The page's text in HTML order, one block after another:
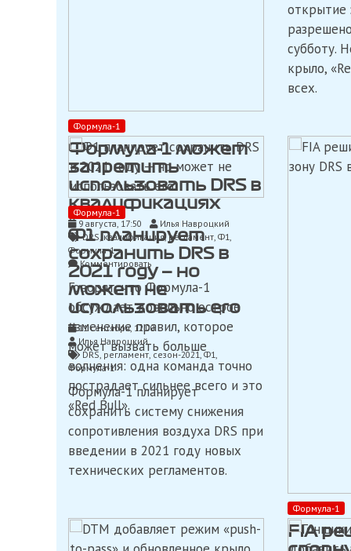
Формула-1
Формула-1 может
запретить
использовать DRS в
квалификациях
9 августа, 17:50
Илья Навроцкий
DRS,квалификация,регламент, Ф1,
Формула-1
Комментироватьon
Формула-1
может
запретить
использовать
DRS
в
квалификациях
Говорят, что Формула-1
обсуждает довольно острое
изменение правил, которое
может вызвать больше
волнения: одна команда точно
пострадает сильнее всего и это
«Red Bull».
открытие
субботу.
крыло,
всех.
Формула-1
Ф1 планирует
сохранить DRS в
2021 году — но
может не
использовать его
11 сентября, 12:00
Илья Навроцкий
DRS,регламент, сезон-2021,Ф1,
Формула-1
Формула-1 планирует
сохранить систему снижения
сопротивления воздуха DRS при
введении в 2021 году новых
технических регламентов.
Формула-1
FIA